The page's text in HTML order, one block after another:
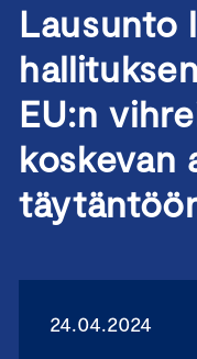
Lausunto
EU:n
koskevan
24.04.2024